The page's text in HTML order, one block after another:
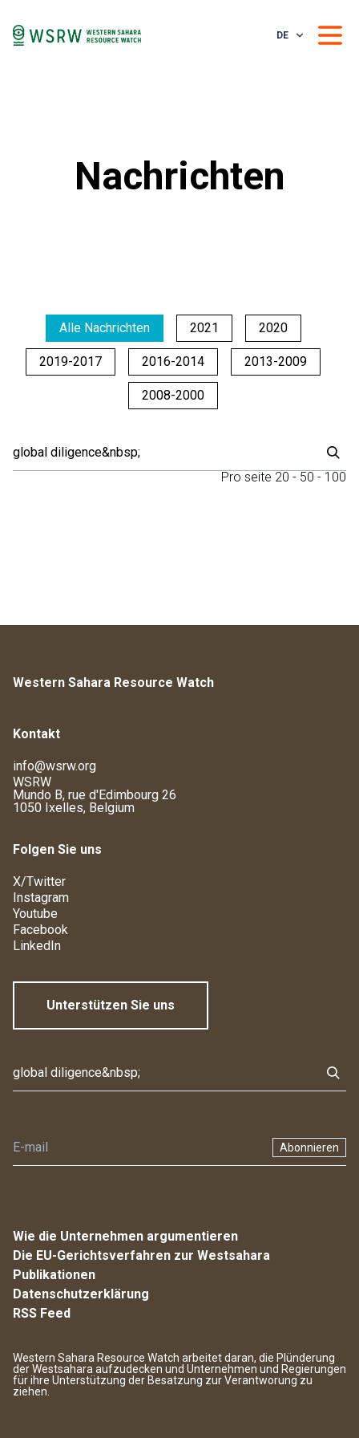
DE
Nachrichten
Alle Nachrichten 2021 2020
2019-2017 2016-2014 2013-2009
2008-2000
Pro seite 20 - 50 - 100
Western Sahara Resource Watch
Kontakt
info@wsrw.org
WSRW
Mundo B, rue d'Edimbourg 26
1050 Ixelles, Belgium
Folgen Sie uns
X/Twitter
Instagram
Youtube
Facebook
LinkedIn
Unterstützen Sie uns
Abonnieren
Wie die Unternehmen argumentieren
Die EU-Gerichtsverfahren zur Westsahara
Publikationen
Datenschutzerklärung
RSS Feed
Western Sahara Resource Watch arbeitet daran, die Plünderung
der Westsahara aufzudecken und Unternehmen und Regierungen
für ihre Unterstützung der Besatzung zur Verantworung zu
ziehen.